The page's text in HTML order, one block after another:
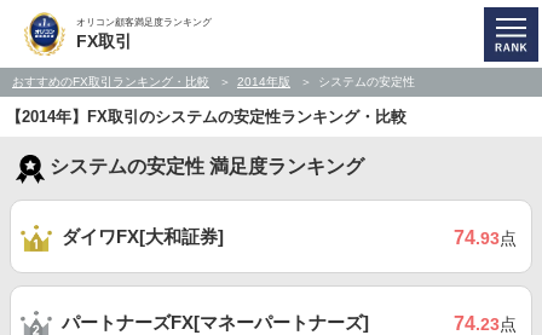
オリコン顧客満足度ランキング
FX取引
おすすめのFX取引ランキング・比較 2014年版 システムの安定性
【2014年】FX取引のシステムの安定性ランキング・比較
システムの安定性 満足度ランキング
ダイワFX[大和証券] 74.93点
パートナーズFX[マネーパートナーズ] 74.23点